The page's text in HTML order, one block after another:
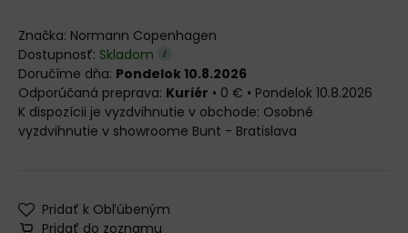
Značka: Normann Copenhagen
Dostupnosť: Skladom
Doručíme dňa: Pondelok 10.8.2026
Kuriér • 0 € • Pondelok 10.8.2026
Osobné
vyzdvihnutie v showroome Bunt - Bratislava
Pridať k Obľúbeným
Pridať do zoznamu